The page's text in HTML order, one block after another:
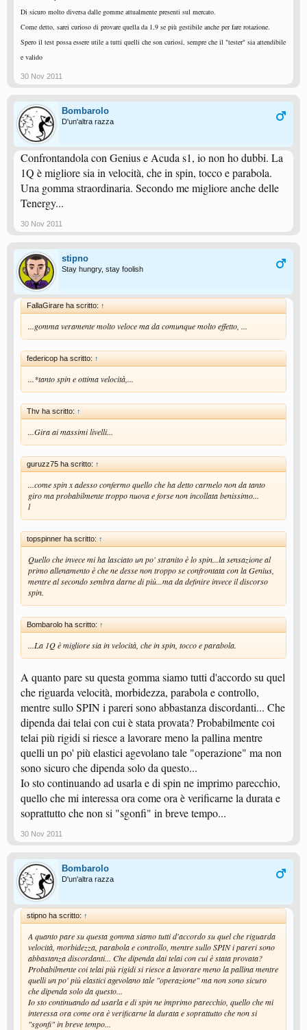
Di sicuro molto diversa dalle gomme attualmente presenti sul mercato.
Come detto, sarei curioso di provare quella da 1,9 se più gestibile anche per fare rotazione.
Spero il test possa essere utile a tutti quelli che son curiosi, sempre che il "tester" sia attendibile
e valido
30 Nov 2011
Bombarolo
D'un'altra razza
Confrontandola con Genius e Acuda s1, io non ho dubbi. La
1Q è migliore sia in velocità, che in spin, tocco e parabola.
Una gomma straordinaria. Secondo me migliore anche delle
Tenergy...
30 Nov 2011
stipno
Stay hungry, stay foolish
FallaGirare ha scritto: ↑
...gomma veramente molto veloce ma da comunque molto effetto, ...
federicop ha scritto: ↑
...*tanto spin e ottima velocità,...
Thv ha scritto: ↑
...Gira ai massimi livelli...
guruzz75 ha scritto: ↑
...come spin x adesso confermo quello che ha detto carmelo non da tanto
giro ma probabilmente troppo nuova e forse non incollata benissimo...
l
topspinner ha scritto: ↑
Quello che invece mi ha lasciato un po' stranito è lo spin...la sensazione al
primo allenamento è che ne desse non troppo se confrontata con la Genius,
mentre al secondo sembra darne di più...ma da definire invece il discorso
spin.
Bombarolo ha scritto: ↑
...La 1Q è migliore sia in velocità, che in spin, tocco e parabola.
A quanto pare su questa gomma siamo tutti d'accordo su quel
che riguarda velocità, morbidezza, parabola e controllo,
mentre sullo SPIN i pareri sono abbastanza discordanti... Che
dipenda dai telai con cui è stata provata? Probabilmente coi
telai più rigidi si riesce a lavorare meno la pallina mentre
quelli un po' più elastici agevolano tale "operazione" ma non
sono sicuro che dipenda solo da questo...
Io sto continuando ad usarla e di spin ne imprimo parecchio,
quello che mi interessa ora come ora è verificarne la durata e
soprattutto che non si "sgonfi" in breve tempo...
30 Nov 2011
Bombarolo
D'un'altra razza
stipno ha scritto: ↑
A quanto pare su questa gomma siamo tutti d'accordo su quel che riguarda
velocità, morbidezza, parabola e controllo, mentre sullo SPIN i pareri sono
abbastanza discordanti... Che dipenda dai telai con cui è stata provata?
Probabilmente coi telai più rigidi si riesce a lavorare meno la pallina mentre
quelli un po' più elastici agevolano tale "operazione" ma non sono sicuro
che dipenda solo da questo...
Io sto continuando ad usarla e di spin ne imprimo parecchio, quello che mi
interessa ora come ora è verificarne la durata e soprattutto che non si
"sgonfi" in breve tempo...